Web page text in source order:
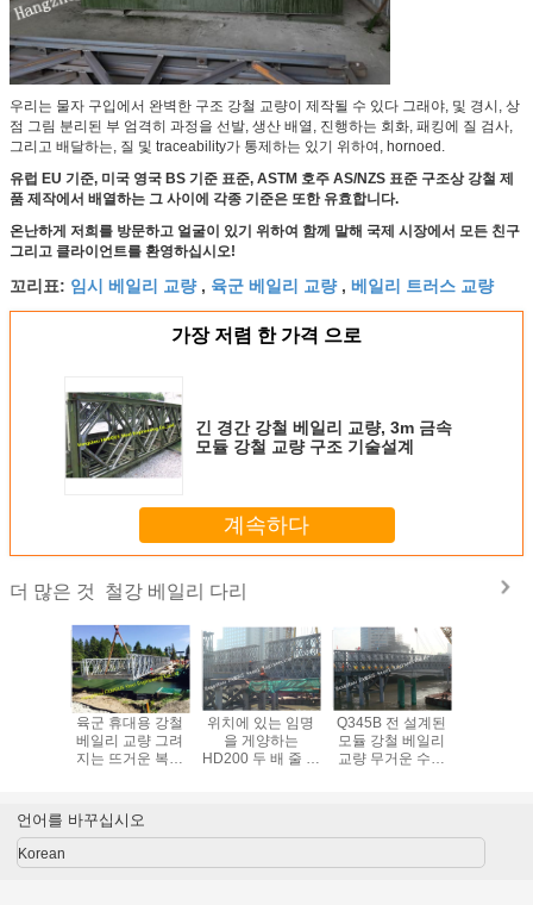
우리는 물자 구입에서 완벽한 구조 강철 교량이 제작될 수 있다 그래야, 및 경시, 상
점 그림 분리된 부 엄격히 과정을 선발, 생산 배열, 진행하는 회화, 패킹에 질 검사,
그리고 배달하는, 질 및 traceability가 통제하는 있기 위하여, hornoed.
유럽 EU 기준, 미국 영국 BS 기준 표준, ASTM 호주 AS/NZS 표준 구조상 강철 제
품 제작에서 배열하는 그 사이에 각종 기준은 또한 유효합니다.
온난하게 저희를 방문하고 얼굴이 있기 위하여 함께 말해 국제 시장에서 모든 친구
그리고 클라이언트를 환영하십시오!
꼬리표: 임시 베일리 교량, 육군 베일리 교량, 베일리 트러스 교량
가장 저렴 한 가격 으로
긴 경간 강철 베일리 교량, 3m 금속
모듈 강철 교량 구조 기술설계
계속하다
더 많은 것 철강 베일리 다리
육군 휴대용 강철
베일리 교량 그려
지는 뜨거운 복각
위치에 있는 임명
을 게양하는
HD200 두 배 줄 갑
Q345B 전 설계된
모듈 강철 베일리
교량 무거운 수용
언어를 바꾸십시오
Korean